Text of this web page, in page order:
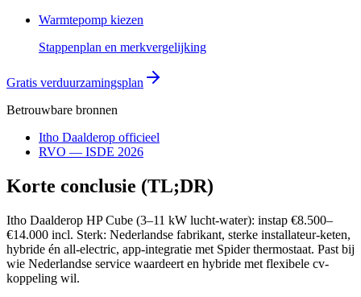
Warmtepomp kiezen
Stappenplan en merkvergelijking
Gratis verduurzamingsplan
Betrouwbare bronnen
Itho Daalderop officieel
RVO — ISDE 2026
Korte conclusie (TL;DR)
Itho Daalderop HP Cube (3–11 kW lucht-water): instap €8.500–
€14.000 incl. Sterk: Nederlandse fabrikant, sterke installateur-keten,
hybride én all-electric, app-integratie met Spider thermostaat. Past bij
wie Nederlandse service waardeert en hybride met flexibele cv-
koppeling wil.